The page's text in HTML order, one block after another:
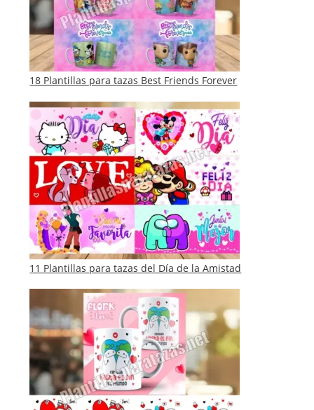
18 Plantillas para tazas Best Friends Forever
11 Plantillas para tazas del Día de la Amistad